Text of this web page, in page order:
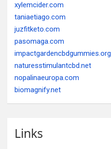
xylemcider.com
taniaetiago.com
juzfitketo.com
pasomaga.com
impactgardencbdgummies.org
naturesstimulantcbd.net
nopalinaeuropa.com
biomagnify.net
Links